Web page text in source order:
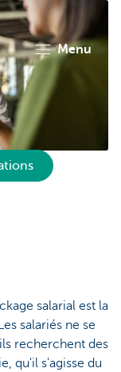
menu
salarial est la
salariés ne se
recherchent des
qu'il s'agisse du